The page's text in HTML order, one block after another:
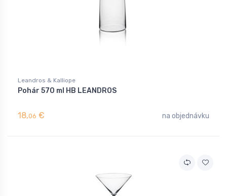
Leandros & Kalliope
Pohár 570 ml HB LEANDROS
18,06 € na objednávku